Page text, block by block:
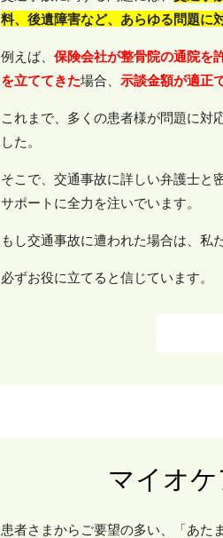
料、後遺障害など、あらゆる問題に
例えば、保険会社が整骨院の通院を
を立ててきた場合、示談金額が適正
これまで、多くの患者様が問題に対
した。
そこで、交通事故に詳しい弁護士と
サポートに全力を注いでいます。
もし交通事故に遭われた場合は、私
必ずお役に立てると信じています。
マイオケ
患者さまからご要望の多い、「あた